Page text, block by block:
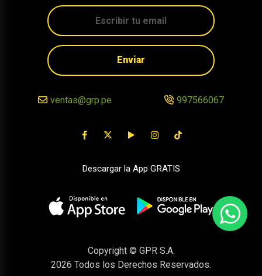
Enviar
ventas@grp.pe 997566067
Descargar la App GRATIS
Copyright © GPR S.A.
2026 Todos los Derechos Reservados.